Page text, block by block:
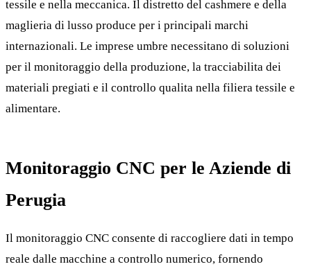
tessile e nella meccanica. Il distretto del cashmere e della
maglieria di lusso produce per i principali marchi
internazionali. Le imprese umbre necessitano di soluzioni
per il monitoraggio della produzione, la tracciabilita dei
materiali pregiati e il controllo qualita nella filiera tessile e
alimentare.
Monitoraggio CNC per le Aziende di
Perugia
Il monitoraggio CNC consente di raccogliere dati in tempo
reale dalle macchine a controllo numerico, fornendo